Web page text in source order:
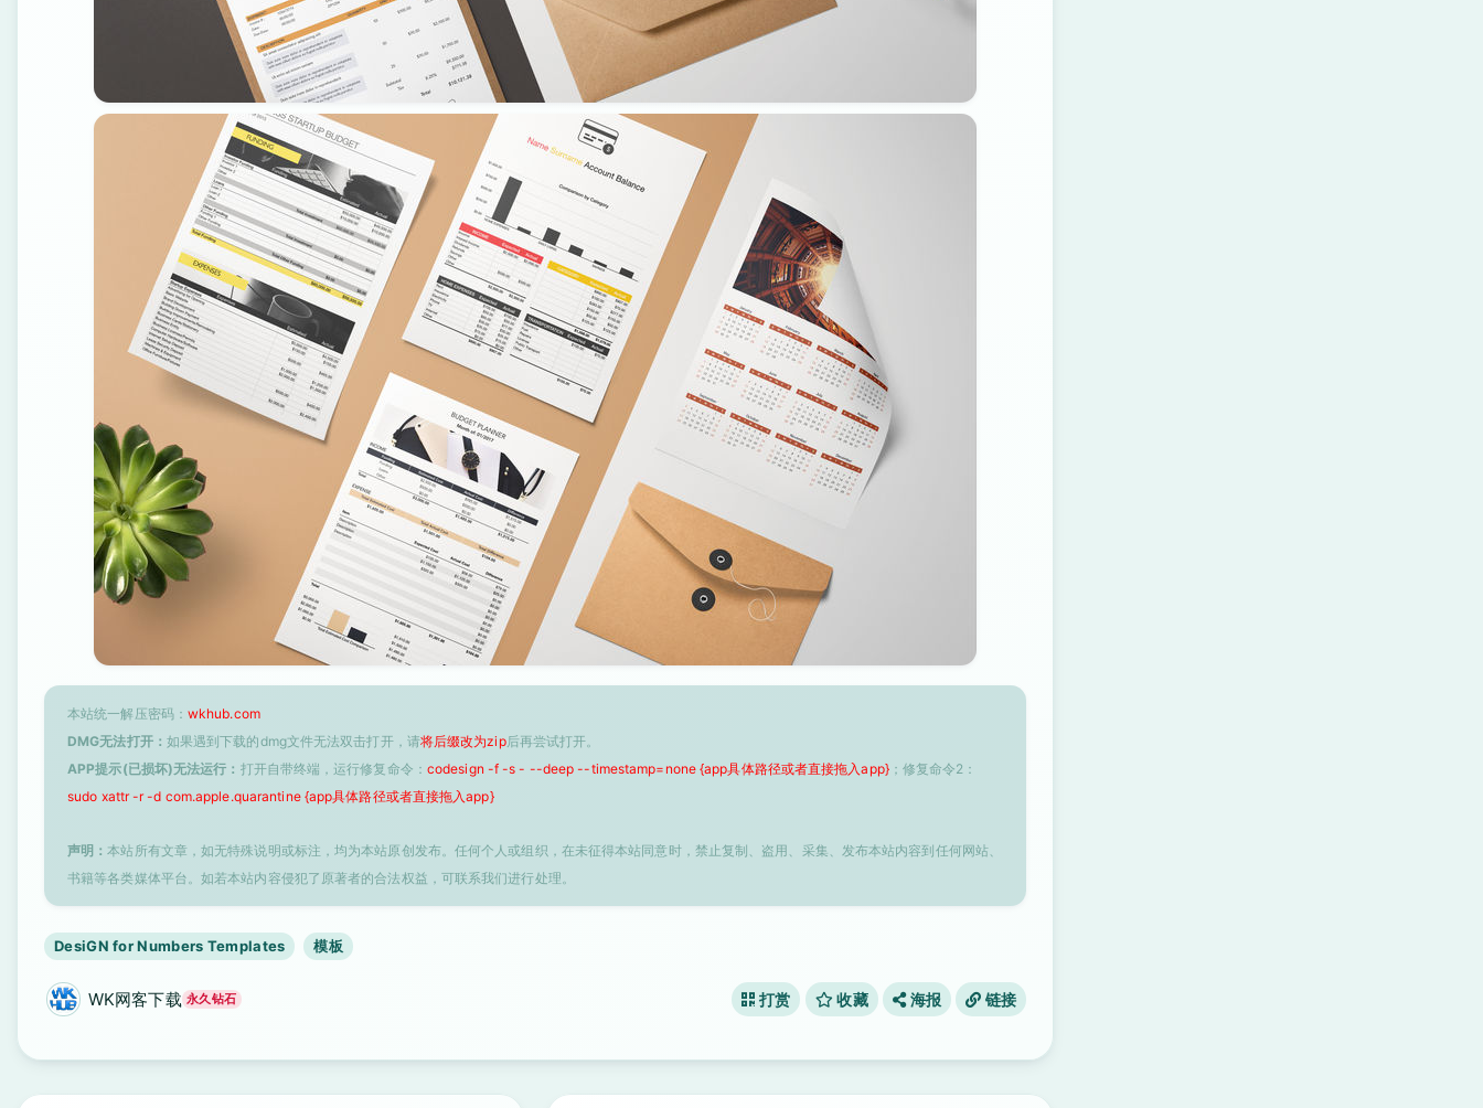
本站统一解压密码： wkhub.com
DMG无法打开： 如果遇到下载的dmg文件无法双击打开，请将后缀改为zip后再尝试打开。
APP提示(已损坏)无法运行： 打开自带终端，运行修复命令： codesign -f -s - --deep --timestamp=none {app具体路径或者直接拖入app}；修复命令2：
sudo xattr -r -d com.apple.quarantine {app具体路径或者直接拖入app}
声明：本站所有文章，如无特殊说明或标注，均为本站原创发布。任何个人或组织，在未征得本站同意时，禁止复制、盗用、采集、发布本站内容到任何网站、
书籍等各类媒体平台。如若本站内容侵犯了原著者的合法权益，可联系我们进行处理。
DesiGN for Numbers Templates 模板
WK网客下载 永久钻石 打赏 收藏 海报 链接